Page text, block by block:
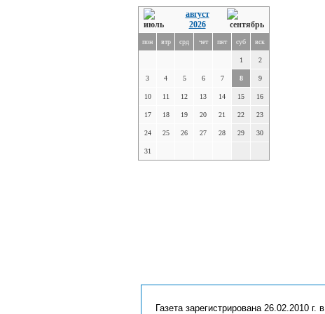
август
2026
пон втр срд чет пят суб вск
1 2
3 4 5 6 7 8 9
10 11 12 13 14 15 16
17 18 19 20 21 22 23
24 25 26 27 28 29 30
31
Газета зарегистрирована 26.02.2010 г. в